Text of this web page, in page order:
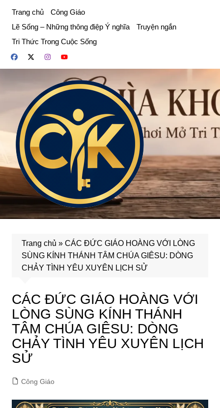
phần
dung
Trang chủ
Công Giáo
Lẽ Sống – Những thông điệp Ý nghĩa
Truyện ngắn
Tri Thức Trong Cuộc Sống
Trang chủ » CÁC ĐỨC GIÁO HOÀNG VỚI LÒNG
SÙNG KÍNH THÁNH TÂM CHÚA GIÊSU: DÒNG
CHẢY TÌNH YÊU XUYÊN LỊCH SỬ
CÁC ĐỨC GIÁO HOÀNG VỚI
LÒNG SÙNG KÍNH THÁNH
TÂM CHÚA GIÊSU: DÒNG
CHẢY TÌNH YÊU XUYÊN LỊCH
SỬ
Công Giáo